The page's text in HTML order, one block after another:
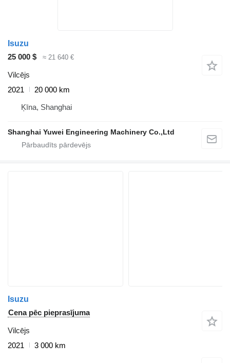
Isuzu
25 000 $
≈ 21 640 €
Vilcējs
2021
20 000 km
Ķīna, Shanghai
Shanghai Yuwei Engineering Machinery Co.,Ltd
Isuzu
Cena pēc pieprasījuma
Vilcējs
2021
3 000 km